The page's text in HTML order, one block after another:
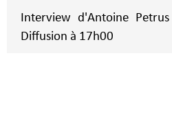
Interview d'Antoine
Diffusion à 17h00